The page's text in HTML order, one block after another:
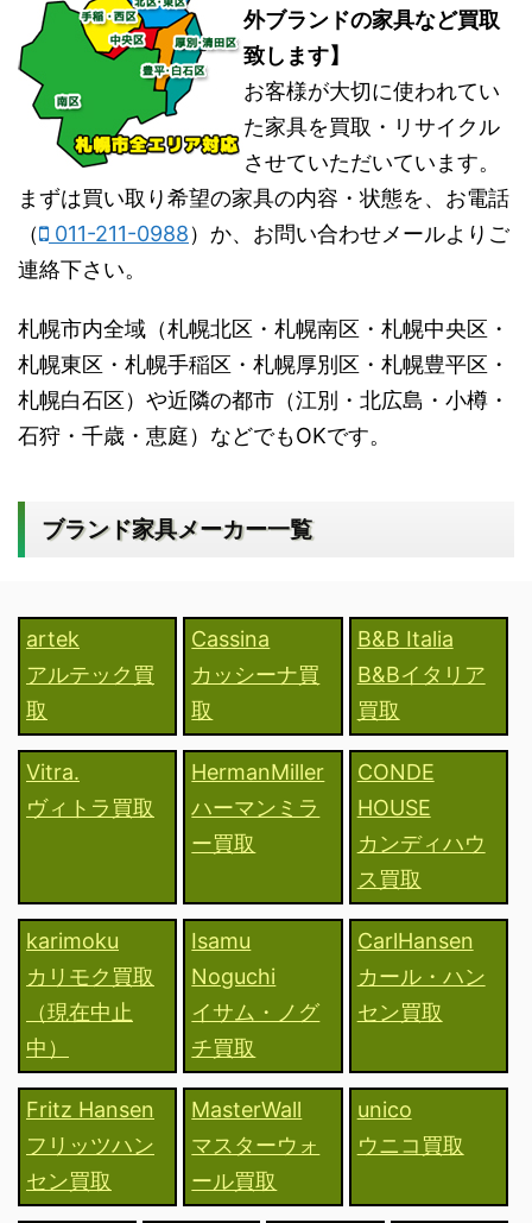
外ブランドの家具など買取
致します】
お客様が大切に使われてい
た家具を買取・リサイクル
させていただいています。
まずは買い取り希望の家具の内容・状態を、お電話
（
011-211-0988）か、お問い合わせメールよりご
連絡下さい。
札幌市内全域（札幌北区・札幌南区・札幌中央区・
札幌東区・札幌手稲区・札幌厚別区・札幌豊平区・
札幌白石区）や近隣の都市（江別・北広島・小樽・
石狩・千歳・恵庭）などでもOKです。
ブランド家具メーカー一覧
artek
アルテック買
取
Cassina
カッシーナ買
取
B&B Italia
B&Bイタリア
買取
Vitra.
ヴィトラ買取
HermanMiller
ハーマンミラ
ー買取
CONDE
HOUSE
カンディハウ
ス買取
karimoku
カリモク買取
（現在中止
中）
Isamu
Noguchi
イサム・ノグ
チ買取
CarlHansen
カール・ハン
セン買取
Fritz Hansen
フリッツハン
セン買取
MasterWall
マスターウォ
ール買取
unico
ウニコ買取